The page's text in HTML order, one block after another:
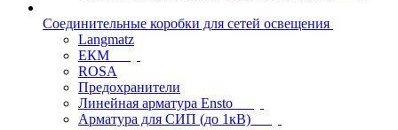
Соединительные коробки для сетей освещения
Langmatz
ЕКМ
ROSA
Предохранители
Линейная арматура Ensto
Арматура для СИП (до 1кВ)